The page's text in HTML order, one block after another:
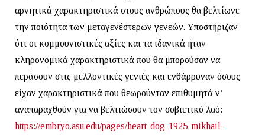
αρνητικά χαρακτηριστικά στους ανθρώπους θα βελτίωνε
την ποιότητα των μεταγενέστερων γενεών. Υποστήριζαν
ότι οι κομμουνιστικές αξίες και τα ιδανικά ήταν
κληρονομικά χαρακτηριστικά που θα μπορούσαν να
περάσουν στις μελλοντικές γενιές και ενθάρρυναν όσους
είχαν χαρακτηριστικά που θεωρούνταν επιθυμητά ν’
αναπαραχθούν για να βελτιώσουν τον σοβιετικό λαό:
https://embryo.asu.edu/pages/heart-dog-1925-mikhail-